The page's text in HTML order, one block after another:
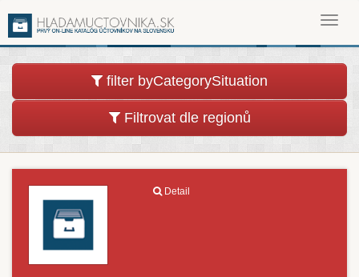
filter byCategorySituation
Filtrovat dle regionů
Detail